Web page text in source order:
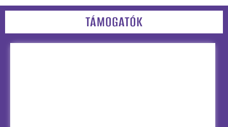
TÁMOGATÓK